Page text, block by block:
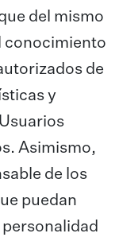
del mismo
conocimiento
de
y
Asimismo,
de los
puedan